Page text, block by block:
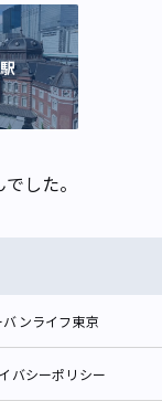
した。
バンライフ東京
バシーポリシー